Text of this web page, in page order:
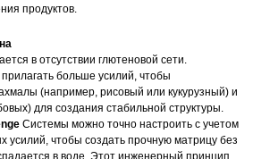
продуктов.
в отсутствии глютеновой сети.
больше усилий, чтобы
(например, рисовый или кукурузный) и
для создания стабильной структуры.
Системы можно точно настроить с учетом
усилий, чтобы создать прочную матрицу без
в воде. Этот инженерный принцип